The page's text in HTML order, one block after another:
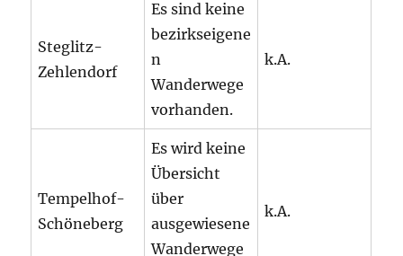
Steglitz-
Zehlendorf
Es sind keine
bezirkseigene
n
Wanderwege
vorhanden.
k.A.
Tempelhof-
Schöneberg
Es wird keine
Übersicht
über
ausgewiesene
Wanderwege
k.A.